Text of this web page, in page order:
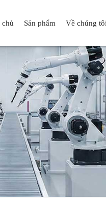
chủ Sản phẩm Về chúng tôi